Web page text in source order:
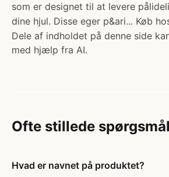
som er designet til at levere
dine hjul. Disse eger p&ari... Køb
Dele af indholdet på denne side
med hjælp fra AI.
Ofte stillede spørgsmål
Hvad er navnet på produktet?